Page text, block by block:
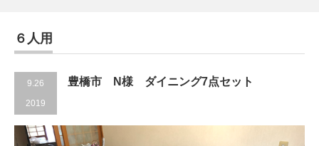
６人用
9.26
2019
豊橋市 N様 ダイニング7点セット